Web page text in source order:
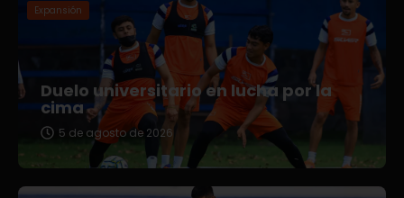
Expansión
Duelo universitario en lucha por la
cima
5 de agosto de 2026